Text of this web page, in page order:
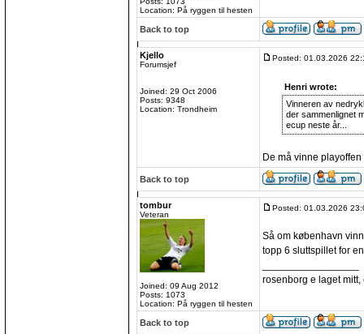
Location: På ryggen til hesten
Back to top
Kjello
Forumsjef
Joined: 29 Oct 2006
Posts: 9348
Location: Trondheim
Posted: 01.03.2026
Henri wrote:
Vinneren av
der sammenlignet
ecup neste år...
De må vinne
Back to top
tombur
Veteran
Joined: 09 Aug 2012
Posts: 1073
Location: På ryggen til hesten
Posted: 01.03.2026
Så om københavn
topp 6 sluttspillet for
rosenborg e laget mitt,
Back to top